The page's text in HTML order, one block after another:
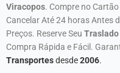
Viracopos. Compre no
Cancelar Até 24 horas Antes
Preços. Reserve Seu Traslado
Compra Rápida e Fácil.
Transportesdesde2006.